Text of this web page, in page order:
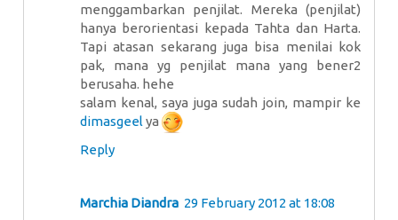
menggambarkan penjilat. Mereka (penjilat)
hanya berorientasi kepada Tahta dan Harta.
Tapi atasan sekarang juga bisa menilai kok
pak, mana yg penjilat mana yang bener2
berusaha. hehe
salam kenal, saya juga sudah join, mampir ke
dimasgeel ya
Reply
Marchia Diandra 29 February 2012 at 18:08